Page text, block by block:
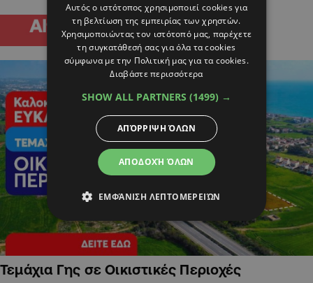
Τεμάχια Γης σε Οικιστικές Περιοχές
Αυτός ο ιστότοπος χρησιμοποιεί cookies για
τη βελτίωση της εμπειρίας των χρηστών.
Χρησιμοποιώντας τον ιστότοπό μας, παρέχετε
τη συγκατάθεσή σας για όλα τα cookies
σύμφωνα με την Πολιτική μας για τα cookies.
Διαβάστε περισσότερα
SHOW ALL PARTNERS (1499) →
ΑΠΟΔΟΧΉ ΌΛΩΝ
ΑΠΌΡΡΙΨΗ ΌΛΩΝ
ΕΜΦΆΝΙΣΗ ΛΕΠΤΟΜΕΡΕΙΏΝ